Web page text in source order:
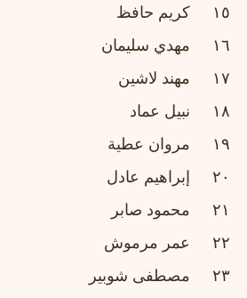
١٥
كريم حافظ
١٦
مهدي سليمان
١٧
مهند لاشين
١٨
نبيل عماد
١٩
مروان عطية
٢٠
إبراهيم عادل
٢١
محمود صابر
٢٢
عمر مرموش
٢٣
مصطفى شوبير